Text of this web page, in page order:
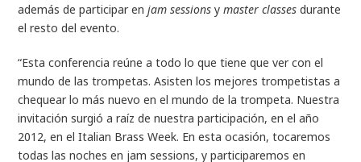
además de participar enjam sessionsymaster classes durante
el resto del evento.
“Esta conferencia reúne a todo lo que tiene que ver con el
mundo de las trompetas. Asisten los mejores trompetistas a
chequear lo más nuevo en el mundo de la trompeta. Nuestra
invitación surgió a raíz de nuestra participación, en el año
2012, en el Italian Brass Week. En esta ocasión, tocaremos
todas las noches en jam sessions, y participaremos en